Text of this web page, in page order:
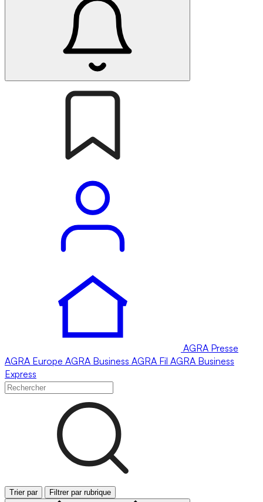
AGRA Presse
AGRA Europe AGRA Business AGRA Fil AGRA Business
Express
Trier par Filtrer par rubrique